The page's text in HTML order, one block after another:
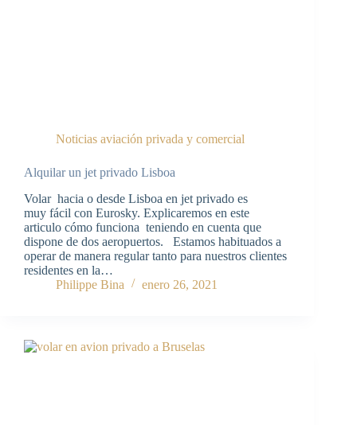
Noticias aviación privada y comercial
Alquilar un jet privado Lisboa
Volar hacia o desde Lisboa en jet privado es
muy fácil con Eurosky. Explicaremos en este
articulo cómo funciona teniendo en cuenta que
dispone de dos aeropuertos. Estamos habituados a
operar de manera regular tanto para nuestros clientes
residentes en la…
Philippe Bina
enero 26, 2021